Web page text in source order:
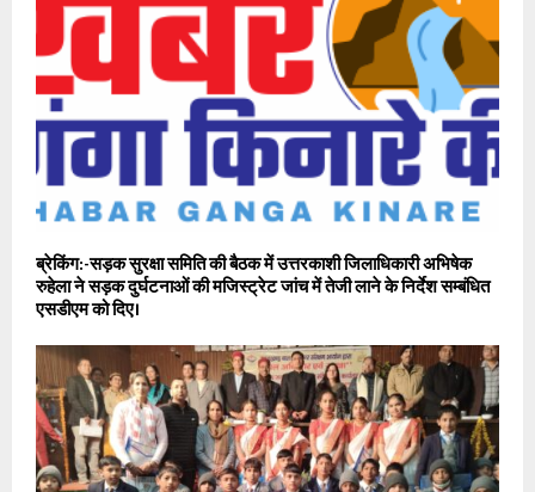
ब्रेकिंग:-सड़क सुरक्षा समिति की बैठक में उत्तरकाशी जिलाधिकारी अभिषेक
रुहेला ने सड़क दुर्घटनाओं की मजिस्ट्रेट जांच में तेजी लाने के निर्देश सम्बंधित
एसडीएम को दिए।